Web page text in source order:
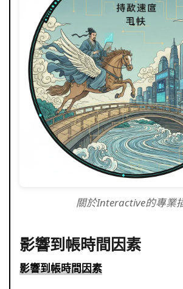
關於Interactive的專業
影響到帳時間因素
影響到帳時間因素